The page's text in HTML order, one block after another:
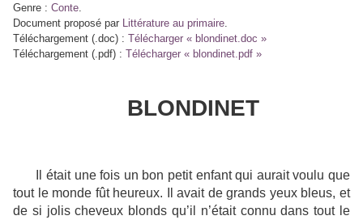
Genre : Conte.
Document proposé par Littérature au primaire.
Téléchargement (.doc) : Télécharger « blondinet.doc »
Téléchargement (.pdf) : Télécharger « blondinet.pdf »
BLONDINET
Il était une fois un bon petit enfant qui aurait voulu que
tout le monde fût heureux. Il avait de grands yeux bleus, et
de si jolis cheveux blonds qu’il n’était connu dans tout le